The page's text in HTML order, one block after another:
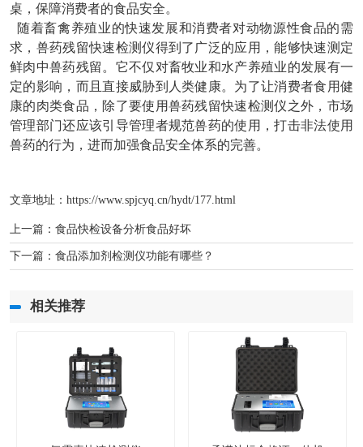
桌，保障消费者的食品安全。
随着畜禽养殖业的快速发展和消费者对动物源性食品的需
求，兽药残留快速检测仪得到了广泛的应用，能够快速测定
鲜肉中兽药残留。它不仅对畜牧业和水产养殖业的发展有一
定的影响，而且直接威胁到人类健康。为了让消费者食用健
康的肉类食品，除了要使用兽药残留快速检测仪之外，市场
管理部门还应该引导管理者规范兽药的使用，打击非法使用
兽药的行为，进而加强食品安全体系的完善。
文章地址： https://www.spjcyq.cn/hydt/177.html
上一篇： 食品快检设备分析食品好坏
下一篇： 食品添加剂检测仪功能有哪些？
相关推荐